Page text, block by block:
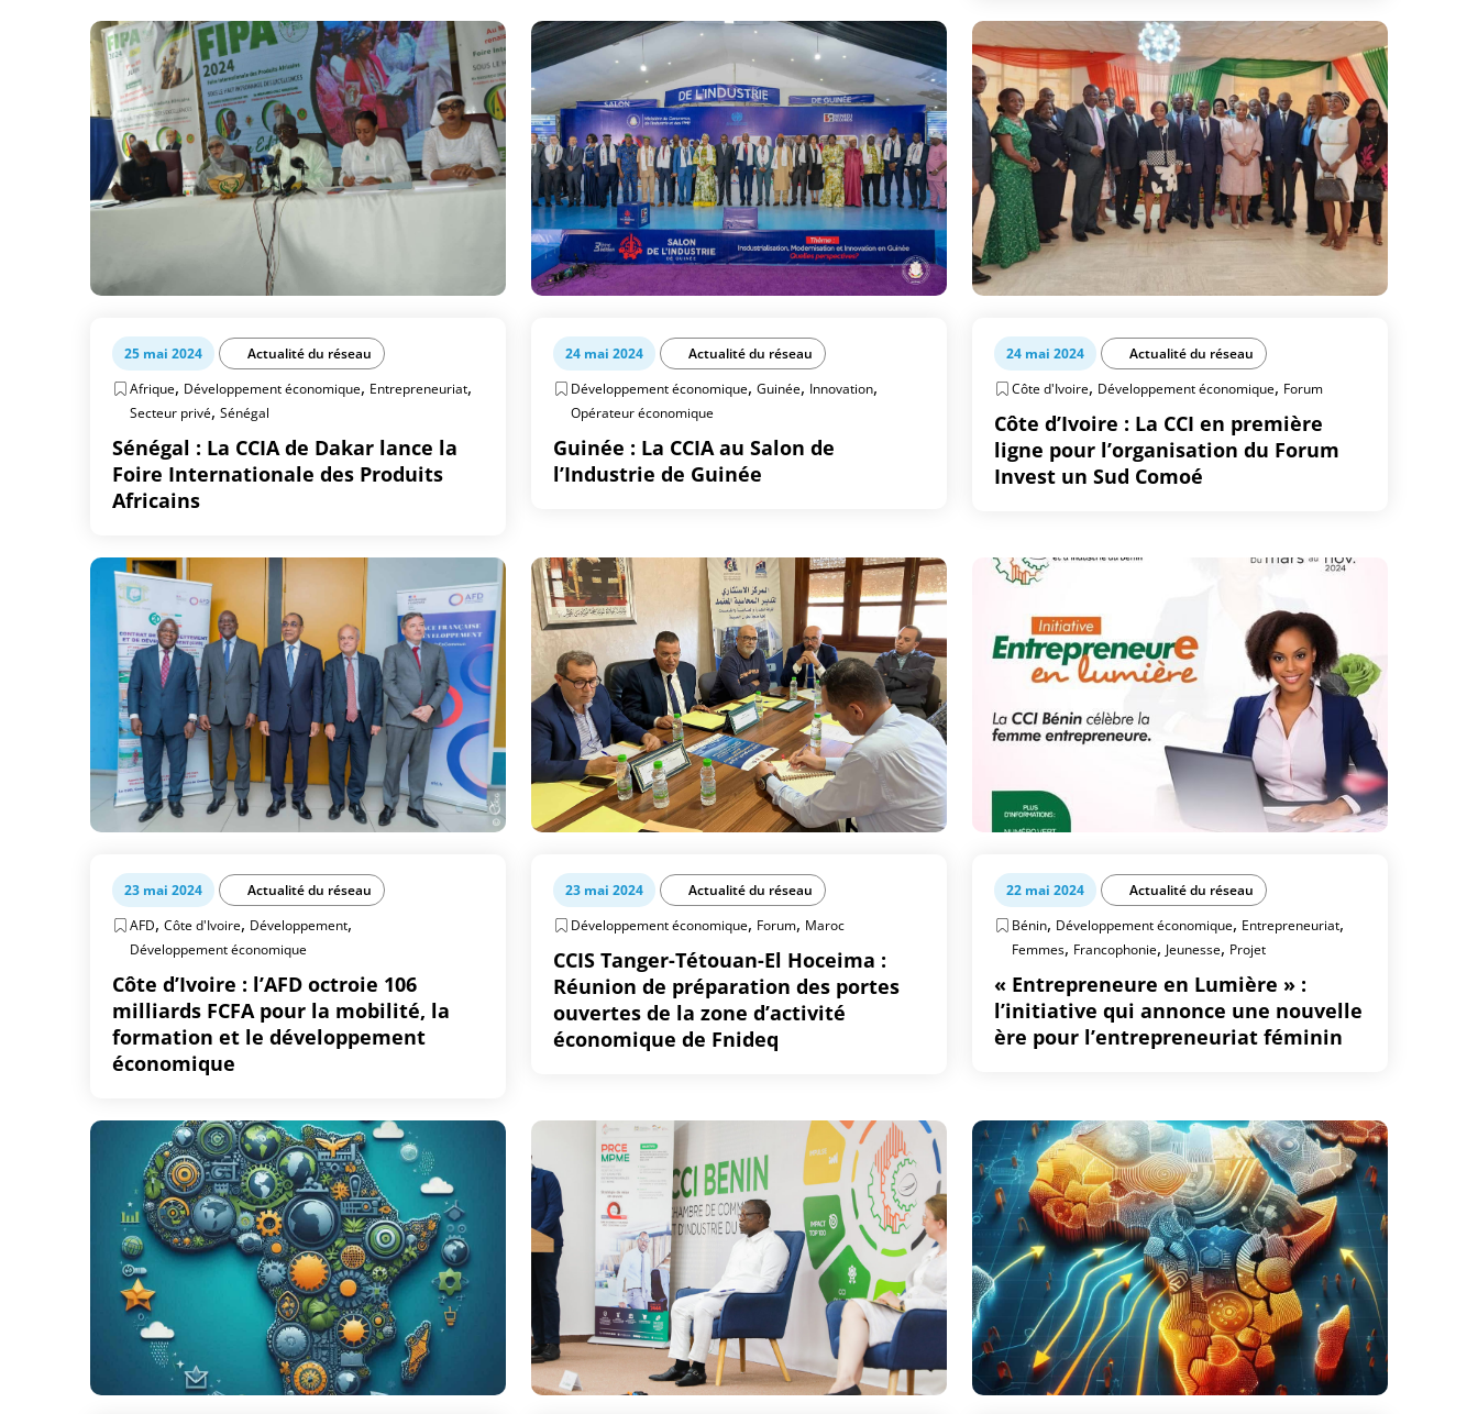
25 mai 2024
Actualité du réseau
Afrique, Développement économique, Entrepreneuriat,
Secteur privé, Sénégal
Sénégal : La CCIA de Dakar lance la
Foire Internationale des Produits
Africains
24 mai 2024
Actualité du réseau
Développement économique,Guinée, Innovation,
Opérateur économique
Guinée : La CCIA au Salon de
l’Industrie de Guinée
24 mai 2024
Actualité du réseau
Côte d'Ivoire, Développement économique, Forum
Côte d’Ivoire : La CCI en première
ligne pour l’organisation du Forum
Invest un Sud Comoé
23 mai 2024
Actualité du réseau
AFD, Côte d'Ivoire, Développement,
Développement économique
Côte d’Ivoire : l’AFD octroie 106
milliards FCFA pour la mobilité, la
formation et le développement
économique
23 mai 2024
Actualité du réseau
Développement économique, Forum, Maroc
CCIS Tanger-Tétouan-El Hoceima :
Réunion de préparation des portes
ouvertes de la zone d’activité
économique de Fnideq
22 mai 2024
Actualité du réseau
Bénin, Développement économique, Entrepreneuriat,
Femmes, Francophonie, Jeunesse, Projet
« Entrepreneure en Lumière » :
l’initiative qui annonce une nouvelle
ère pour l’entrepreneuriat féminin